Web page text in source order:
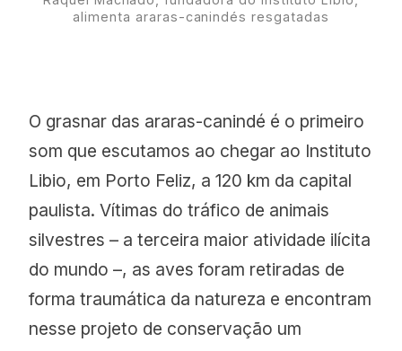
alimenta araras-canindés resgatadas
O grasnar das araras-canindé é o primeiro
som que escutamos ao chegar ao Instituto
Libio, em Porto Feliz, a 120 km da capital
paulista. Vítimas do tráfico de animais
silvestres – a terceira maior atividade ilícita
do mundo –, as aves foram retiradas de
forma traumática da natureza e encontram
nesse projeto de conservação um